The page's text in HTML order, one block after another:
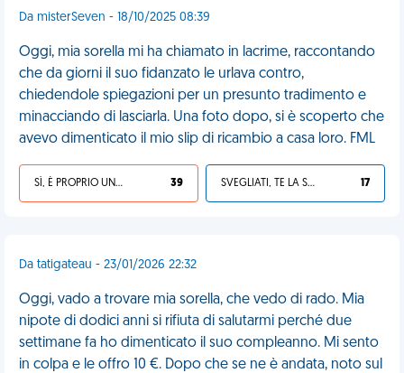
Da misterSeven - 18/10/2025 08:39
Oggi, mia sorella mi ha chiamato in lacrime, raccontando
che da giorni il suo fidanzato le urlava contro,
chiedendole spiegazioni per un presunto tradimento e
minacciando di lasciarla. Una foto dopo, si è scoperto che
avevo dimenticato il mio slip di ricambio a casa loro. FML
SÌ, È PROPRIO UNA VDM! 39 SVEGLIATI, TE LA SEI CERCATA! 17
Da tatigateau - 23/01/2026 22:32
Oggi, vado a trovare mia sorella, che vedo di rado. Mia
nipote di dodici anni si rifiuta di salutarmi perché due
settimane fa ho dimenticato il suo compleanno. Mi sento
in colpa e le offro 10 €. Dopo che se ne è andata, noto sul